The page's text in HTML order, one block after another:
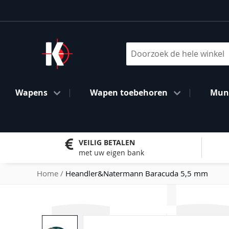
naar
inhoud
Wapens Wapen toebehoren
VEILIG BETALEN
met uw eigen bank
Home Heandler&Natermann Baracuda 5,5 mm